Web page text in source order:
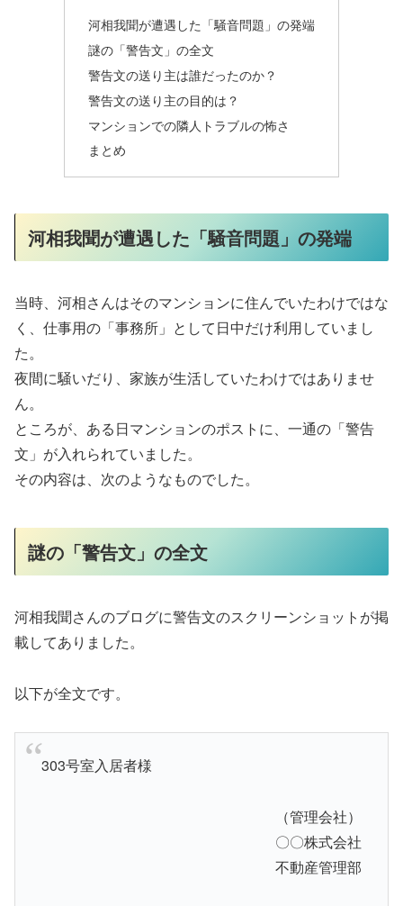
河相我聞が遭遇した「騒音問題」の発端
謎の「警告文」の全文
警告文の送り主は誰だったのか？
警告文の送り主の目的は？
マンションでの隣人トラブルの怖さ
まとめ
河相我聞が遭遇した「騒音問題」の発端
当時、河相さんはそのマンションに住んでいたわけではな
く、仕事用の「事務所」として日中だけ利用していまし
た。
夜間に騒いだり、家族が生活していたわけではありませ
ん。
ところが、ある日マンションのポストに、一通の「警告
文」が入れられていました。
その内容は、次のようなものでした。
謎の「警告文」の全文
河相我聞さんのブログに警告文のスクリーンショットが掲
載してありました。
以下が全文です。
303号室入居者様
（管理会社）
〇〇株式会社
不動産管理部